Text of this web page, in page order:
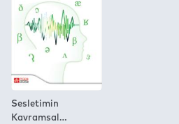
Sesletimin
Kavramsal